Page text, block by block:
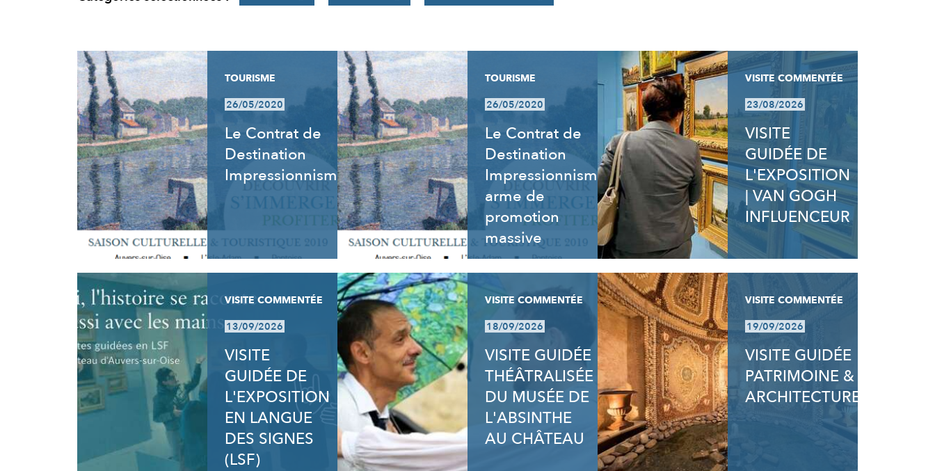
RÉSULTATS
TOURISME
26/05/2020
Le Contrat de
Destination
Impressionnisme
TOURISME
26/05/2020
Le Contrat de
Destination
Impressionnisme,
arme de
promotion
massive
VISITE COMMENTÉE
23/08/2026
VISITE
GUIDÉE DE
L'EXPOSITION
| VAN GOGH
INFLUENCEUR
VISITE COMMENTÉE
13/09/2026
VISITE
GUIDÉE DE
L'EXPOSITION
EN LANGUE
DES SIGNES
(LSF)
VISITE COMMENTÉE
18/09/2026
VISITE GUIDÉE
THÉÂTRALISÉE
DU MUSÉE DE
L'ABSINTHE
AU CHÂTEAU
VISITE COMMENTÉE
19/09/2026
VISITE GUIDÉE
PATRIMOINE &
ARCHITECTURE